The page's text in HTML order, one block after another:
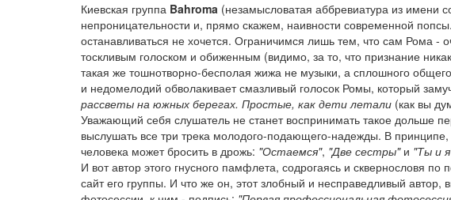
Киевская группа Bahroma (незамысловатая аббревиатура из имени
непроницательности и, прямо скажем, наивности современной
останавливаться не хочется. Ограничимся лишь тем, что сам Рома -
тоскливым голоском и обиженным (видимо, за то, что признание
такая же тошнотворно-бесполая жижа не музыки, а сплошного
и недомелодий обволакивает смазливый голосок Ромы, который
рассветы на южных берегах. Простые, как дети летали (как вы
Уважающий себя слушатель не станет воспринимать такое дольше
выслушать все три трека молодого-подающего-надежды. В
человека может бросить в дрожь: "Остаемся", "Две сестры"и "Ты и
И вот автор этого гнусного памфлета, содрогаясь и сквернословя
сайт его группы. И что же он, этот злобный и несправедливый